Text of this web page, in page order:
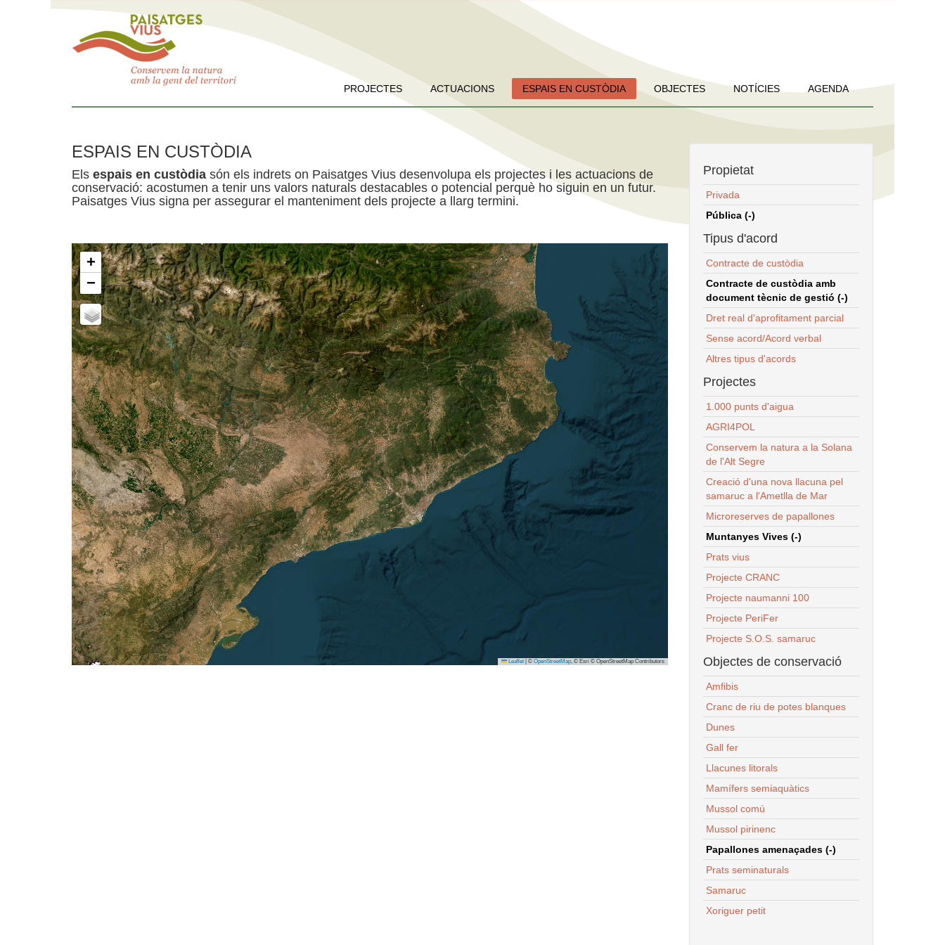
PROJECTES ACTUACIONS ESPAIS EN CUSTÒDIA OBJECTES NOTÍCIES AGENDA
ESPAIS EN CUSTÒDIA
Els espais en custòdia són els indrets on Paisatges Vius desenvolupa els projectes i les actuacions de
conservació: acostumen a tenir uns valors naturals destacables o potencial perquè ho siguin en un futur.
Paisatges Vius signa per assegurar el manteniment dels projecte a llarg termini.
+
−
Leaflet © OpenStreetMap, © Esri © OpenStreetMap Contributors
Propietat
Privada
Pública (-)
Tipus d'acord
Contracte de custòdia
Contracte de custòdia amb
document tècnic de gestió (-)
Dret real d'aprofitament parcial
Sense acord/Acord verbal
Altres tipus d'acords
Projectes
1.000 punts d'aigua
AGRI4POL
Conservem la natura a la Solana
de l'Alt Segre
Creació d'una nova llacuna pel
samaruc a l'Ametlla de Mar
Microreserves de papallones
Muntanyes Vives (-)
Prats vius
Projecte CRANC
Projecte naumanni 100
Projecte PeriFer
Projecte S.O.S. samaruc
Objectes de conservació
Amfibis
Cranc de riu de potes blanques
Dunes
Gall fer
Llacunes litorals
Mamífers semiaquàtics
Mussol comú
Mussol pirinenc
Papallones amenaçades (-)
Prats seminaturals
Samaruc
Xoriguer petit